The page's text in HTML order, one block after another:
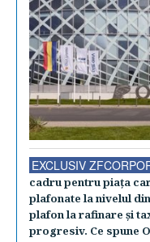
EXCLUSIV
cadru pentru piaţa
plafonate la nivelul
plafon la rafinare şi
progresiv. Ce spune